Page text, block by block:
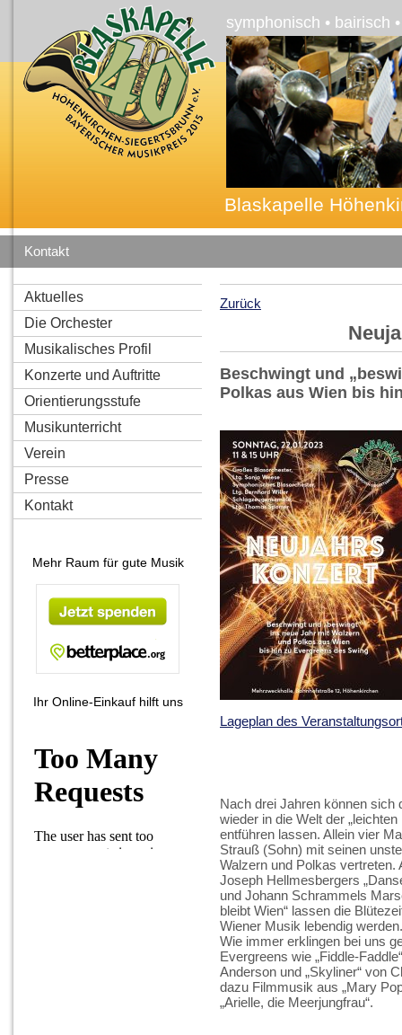
symphonisch • bairisch
Blaskapelle
Kontakt
Aktuelles
Die Orchester
Musikalisches Profil
Konzerte und Auftritte
Orientierungsstufe
Musikunterricht
Verein
Presse
Kontakt
Mehr Raum für gute Musik
Ihr Online-Einkauf hilft uns
Zurück
Beschwingt und
Polkas aus Wien bis
Lageplan des
Nach drei Jahren können sich
wieder in die Welt der „leichten
entführen lassen. Allein vier
Strauß (Sohn) mit seinen
Walzern und Polkas vertreten.
Joseph Hellmesbergers
und Johann Schrammels
bleibt Wien“ lassen die
Wiener Musik lebendig werden.
Wie immer erklingen bei uns
Evergreens wie „Fiddle-
Anderson und „Skyliner“ von
dazu Filmmusik aus „Mary
„Arielle, die Meerjungfrau“.